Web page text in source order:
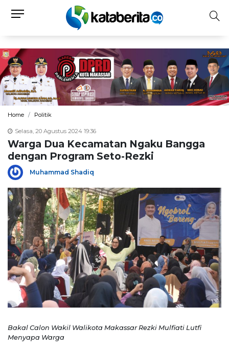
Home Politik
Selasa, 20 Agustus 2024 19:36
Warga Dua Kecamatan Ngaku Bangga
dengan Program Seto-Rezki
Muhammad Shadiq
Bakal Calon Wakil Walikota Makassar Rezki Mulfiati Lutfi
Menyapa Warga